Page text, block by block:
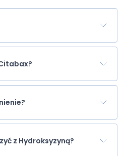
z Hydroksyzyną?